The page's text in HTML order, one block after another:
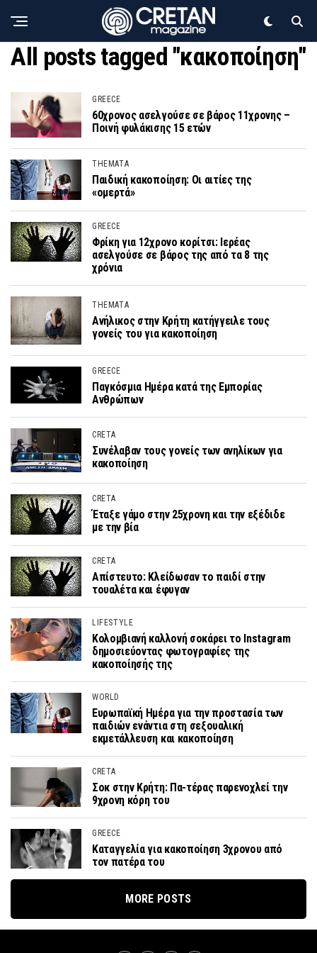
All posts tagged "κακοποίηση"
GREECE
60χρονος ασελγούσε σε βάρος 11χρονης –
Ποινή φυλάκισης 15 ετών
THEMATA
Παιδική κακοποίηση: Οι αιτίες της
«ομερτά»
GREECE
Φρίκη για 12χρονο κορίτσι: Ιερέας
ασελγούσε σε βάρος της από τα 8 της
χρόνια
THEMATA
Ανήλικος στην Κρήτη κατήγγειλε τους
γονείς του για κακοποίηση
GREECE
Παγκόσμια Ημέρα κατά της Εμπορίας
Ανθρώπων
CRETA
Συνέλαβαν τους γονείς των ανηλίκων για
κακοποίηση
CRETA
Έταξε γάμο στην 25χρονη και την εξέδιδε
με την βία
CRETA
Απίστευτο: Κλείδωσαν το παιδί στην
τουαλέτα και έφυγαν
LIFESTYLE
Κολομβιανή καλλονή σοκάρει το Instagram
δημοσιεύοντας φωτογραφίες της
κακοποίησής της
WORLD
Ευρωπαϊκή Ημέρα για την προστασία των
παιδιών ενάντια στη σεξουαλική
εκμετάλλευση και κακοποίηση
CRETA
Σοκ στην Κρήτη: Πα-τέρας παρενοχλεί την
9χρονη κόρη του
GREECE
Καταγγελία για κακοποίηση 3χρονου από
τον πατέρα του
MORE POSTS